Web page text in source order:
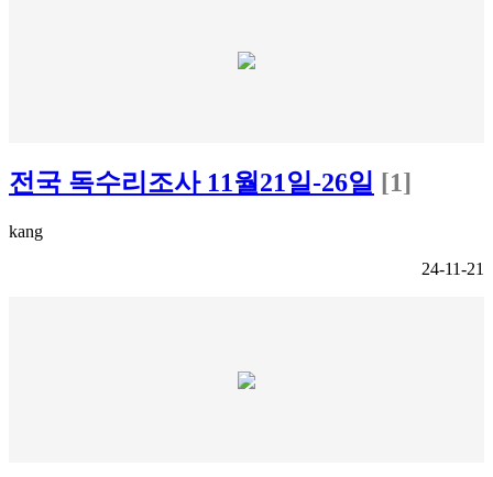
전국 독수리조사 11월21일-26일 [1]
kang
24-11-21